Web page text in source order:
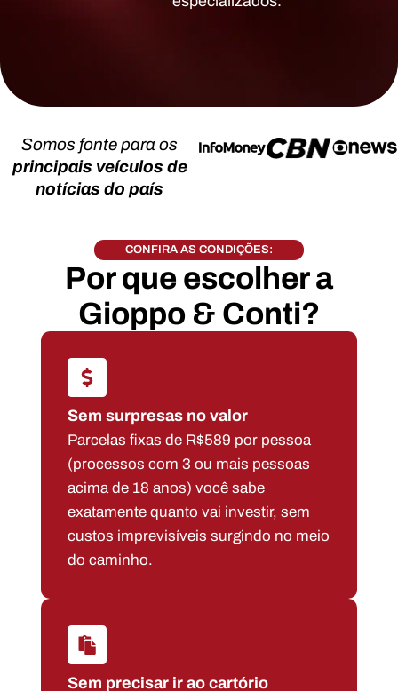
Somos fonte para os
principais veículos de
notícias do país
CONFIRA AS CONDIÇÕES:
Por que escolher a
Gioppo & Conti?
Sem surpresas no valor
Parcelas fixas de R$589 por pessoa
(processos com 3 ou mais pessoas
acima de 18 anos) você sabe
exatamente quanto vai investir, sem
custos imprevisíveis surgindo no meio
do caminho.
Sem precisar ir ao cartório